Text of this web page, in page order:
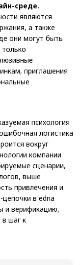
среде.
являются
а также
они могут быть
приглашения
психология
логистика
вокруг
компании
сценарии,
выше
привлечения и
в edna
и верификацию,
шаг к